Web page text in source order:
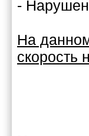
-
На
скорость